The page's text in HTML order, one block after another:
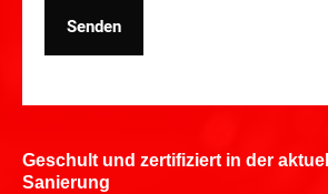
Senden
Geschult und zertifiziert in der
Sanierung